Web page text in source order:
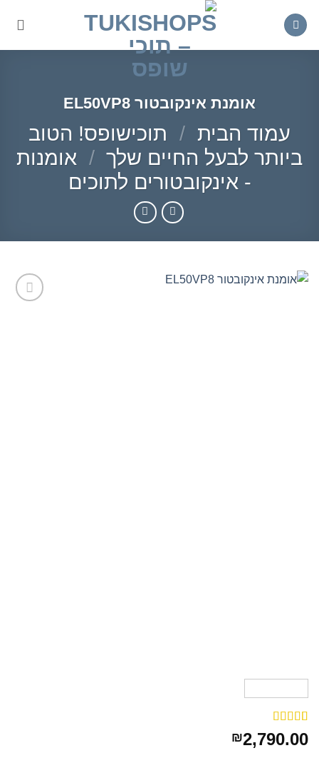
אומנת אינקובטור EL50VP8
עמוד הבית / תוכישופס! הטוב
ביותר לבעל החיים שלך / אומנות
- אינקובטורים לתוכים
מדורגים5
מתוך 5
7
₪2,790.00